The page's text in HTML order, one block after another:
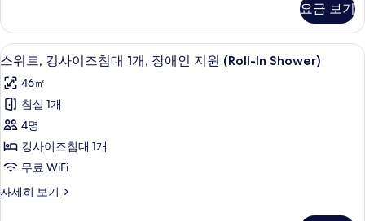
이
즈
침
대
개,
금
연
사
스
위
트,
사
이
즈
침
대
개,
금
요금 보기
스
위
트,
킹
사
이
침
객실 내 금고, 책상, 노트북 작업 공간,
6
스위트, 킹사이즈침대 1개, 장애인 지원 (Roll-In Shower)
46㎡
침실 1개
4명
킹사이즈침대 1개
무료 WiFi
자세히 보기
스